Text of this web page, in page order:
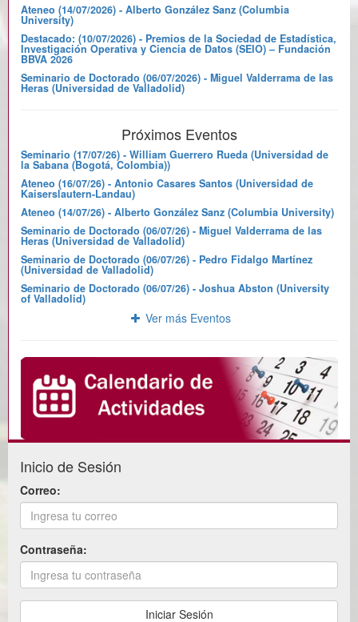
Ateneo (14/07/2026) - Alberto González Sanz (Columbia
University)
Destacado: (10/07/2026) - Premios de la Sociedad de Estadística,
Investigación Operativa y Ciencia de Datos (SEIO) – Fundación
BBVA 2026
Seminario de Doctorado (06/07/2026) - Miguel Valderrama de las
Heras (Universidad de Valladolid)
Próximos Eventos
Seminario (17/07/26) - William Guerrero Rueda (Universidad de
la Sabana (Bogotá, Colombia))
Ateneo (16/07/26) - Antonio Casares Santos (Universidad de
Kaiserslautern-Landau)
Ateneo (14/07/26) - Alberto González Sanz (Columbia University)
Seminario de Doctorado (06/07/26) - Miguel Valderrama de las
Heras (Universidad de Valladolid)
Seminario de Doctorado (06/07/26) - Pedro Fidalgo Martínez
(Universidad de Valladolid)
Seminario de Doctorado (06/07/26) - Joshua Abston (University
of Valladolid)
Ver más Eventos
Inicio de Sesión
Correo:
Contraseña: